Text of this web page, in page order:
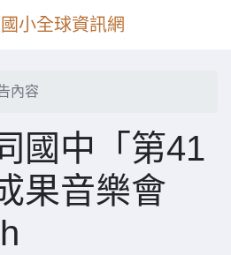
小全球資訊網
內容
國中「第41
果音樂會